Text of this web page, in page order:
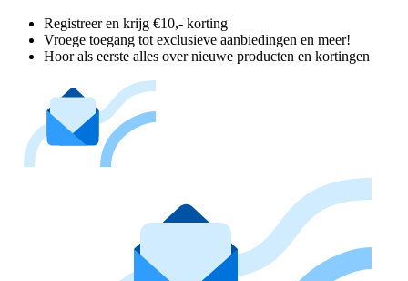
Registreer en krijg €10,- korting
Vroege toegang tot exclusieve aanbiedingen en meer!
Hoor als eerste alles over nieuwe producten en kortingen